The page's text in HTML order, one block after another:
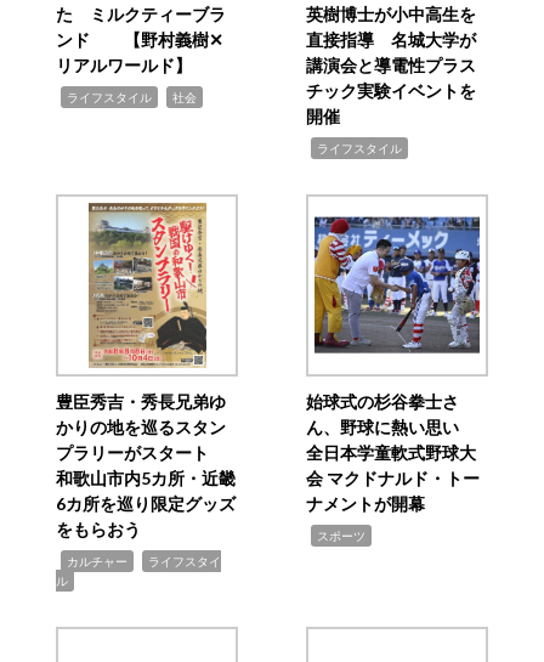
た ミルクティーブラ
ンド 【野村義樹✕
リアルワールド】
ライフスタイル 社会
英樹博士が小中高生を
直接指導 名城大学が
講演会と導電性プラス
チック実験イベントを
開催
ライフスタイル
豊臣秀吉・秀長兄弟ゆ
かりの地を巡るスタン
プラリーがスタート
和歌山市内5カ所・近畿
6カ所を巡り限定グッズ
をもらおう
カルチャー
ライフスタイ
ル
始球式の杉谷拳士さ
ん、野球に熱い思い
全日本学童軟式野球大
会 マクドナルド・トー
ナメントが開幕
スポーツ